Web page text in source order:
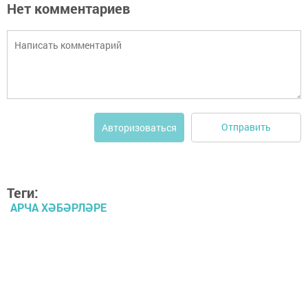
Нет комментариев
Авторизоваться Отправить
Теги:
АРЧА ХӘБӘРЛӘРЕ